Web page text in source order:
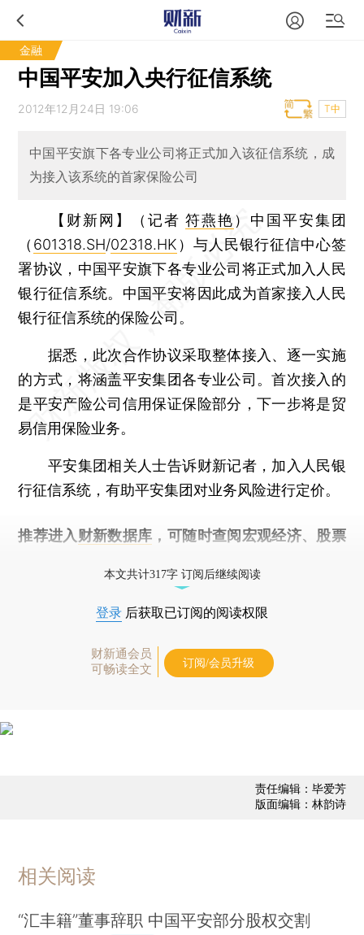
金融
中国平安加入央行征信系统
2012年12月24日 19:06 T中
中国平安旗下各专业公司将正式加入该征信系统，成
为接入该系统的首家保险公司
【财新网】（记者符燕艳） 中国平安集团
（ 601318.SH/02318.HK ）与人民银行征信中心签
署协议，中国平安旗下各专业公司将正式加入人民
银行征信系统。中国平安将因此成为首家接入人民
银行征信系统的保险公司。
据悉，此次合作协议采取整体接入、逐一实施
的方式，将涵盖平安集团各专业公司。首次接入的
是平安产险公司信用保证保险部分，下一步将是贸
易信用保险业务。
平安集团相关人士告诉财新记者，加入人民银
行征信系统，有助平安集团对业务风险进行定价。
推荐进入 财新数据库 ，可随时查阅宏观经济、股票
本文共计317字 订阅后继续阅读
登录 后获取已订阅的阅读权限
财新通会员
可畅读全文
订阅/会员升级
责任编辑：毕爱芳
版面编辑：林韵诗
相关阅读
“汇丰籍”董事辞职 中国平安部分股权交割